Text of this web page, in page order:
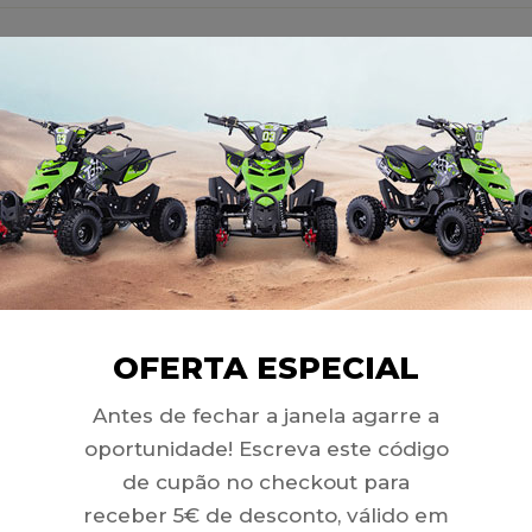
e Motor para CDI 5 Pinos
OFERTA ESPECIAL
Antes de fechar a janela agarre a
oportunidade! Escreva este código
de cupão no checkout para
receber 5€ de desconto, válido em